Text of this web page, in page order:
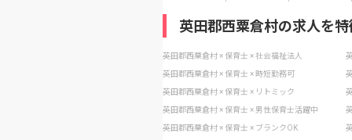
英田郡西粟倉村の求人を
英田郡西粟倉村 × 保育士 × 社会福祉法人
英田郡西粟倉村 × 保育士 × 時短勤務可
英田郡西粟倉村 × 保育士 × リトミック
英田郡西粟倉村 × 保育士 × 男性保育士活躍中
英田郡西粟倉村 × 保育士 × ブランクOK